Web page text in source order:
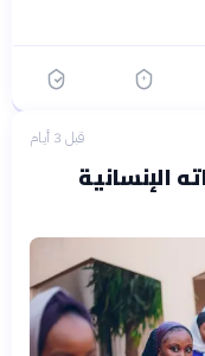
قبل 3 أيام
الإنسانية